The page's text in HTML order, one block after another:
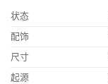
状态
配饰
尺寸
起源